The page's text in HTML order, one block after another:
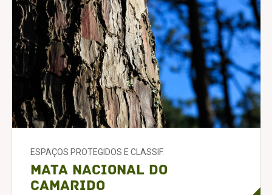
ESPAÇOS PROTEGIDOS E CLASSIF.
Mata Nacional do
Camarido